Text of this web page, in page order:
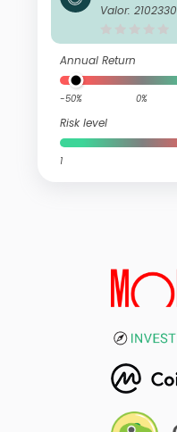
Valor: 2102330
Annual Return
-50% 0%
Risk level
1